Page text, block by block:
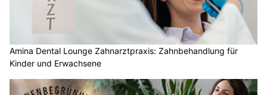
Amina Dental Lounge Zahnarztpraxis: Zahnbehandlung für
Kinder und Erwachsene